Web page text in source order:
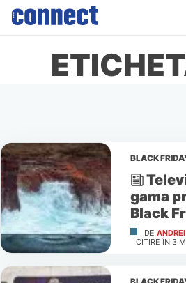
Skip
content
BLACK
gama
Black
DE
CITIRE ÎN 3